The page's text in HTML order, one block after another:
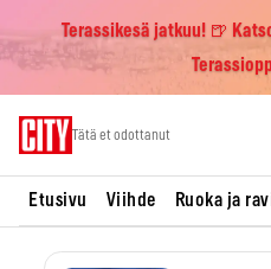
Terassikesä jatkuu! 🍺
Tätä et odottanut
Etusivu Viihde Ruoka ja